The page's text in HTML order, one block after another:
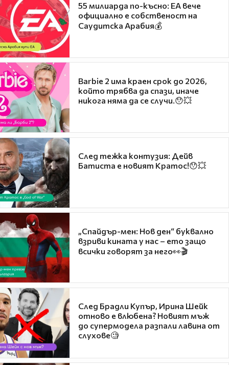
55 милиарда по-късно: EA вече
официално е собственост на
Саудитска Арабия💰
Barbie 2 има краен срок до 2026,
който трябва да спази, иначе
никога няма да се случи.😯💥
След тежка контузия: Дейв
Батиста е новият Кратос!😯💥
„Спайдър-мен: Нов ден“ буквално
взриви кината у нас – ето защо
всички говорят за него👀🎬
След Брадли Купър, Ирина Шейк
отново е влюбена? Новият мъж
до супермодела разпали лавина от
слухове🧐